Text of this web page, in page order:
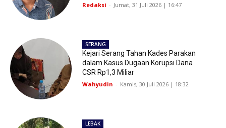
Redaksi - Jumat, 31 Juli 2026 | 16:47
SERANG
Kejari Serang Tahan Kades Parakan
dalam Kasus Dugaan Korupsi Dana
CSR Rp1,3 Miliar
Wahyudin - Kamis, 30 Juli 2026 | 18:32
LEBAK